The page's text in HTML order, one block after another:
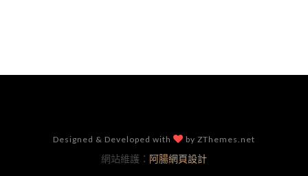
Designed & Developed with by ZThemes.net
網站維護： 阿腸網頁設計